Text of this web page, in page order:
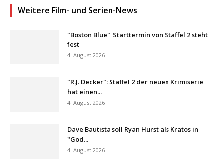
Weitere Film- und Serien-News
"Boston Blue": Starttermin von Staffel 2 steht
fest
4. August 2026
"R.J. Decker": Staffel 2 der neuen Krimiserie
hat einen...
4. August 2026
Dave Bautista soll Ryan Hurst als Kratos in
"God...
4. August 2026